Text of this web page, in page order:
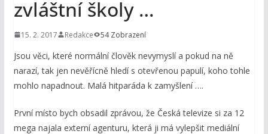
zvláštní školy …
15. 2. 2017 Redakce 54 Zobrazení
Jsou věci, které normální člověk nevymyslí a pokud na ně
narazí, tak jen nevěřícně hledí s otevřenou papulí, koho tohle
mohlo napadnout. Malá hitparáda k zamyšlení ….
První místo bych obsadil zprávou, že Česká televize si za 12
mega najala externí agenturu, která ji má vylepšit mediální